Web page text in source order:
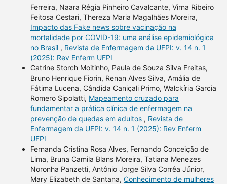
Ferreira, Naara Régia Pinheiro Cavalcante, Virna Ribeiro
Feitosa Cestari, Thereza Maria Magalhães Moreira,
Impacto das Fake news sobre vacinação na
mortalidade por COVID-19: uma análise epidemiológica
no Brasil , Revista de Enfermagem da UFPI: v. 14 n. 1
(2025): Rev Enferm UFPI
Catrine Storch Moitinho, Paula de Souza Silva Freitas,
Bruno Henrique Fiorin, Renan Alves Silva, Amália de
Fátima Lucena, Cândida Caniçali Primo, Walckíria Garcia
Romero Sipolatti, Mapeamento cruzado para
fundamentar a prática clínica de enfermagem na
prevenção de quedas em adultos , Revista de
Enfermagem da UFPI: v. 14 n. 1 (2025): Rev Enferm
UFPI
Fernanda Cristina Rosa Alves, Fernando Conceição de
Lima, Bruna Camila Blans Moreira, Tatiana Menezes
Noronha Panzetti, Antônio Jorge Silva Corrêa Júnior,
Mary Elizabeth de Santana, Conhecimento de mulheres